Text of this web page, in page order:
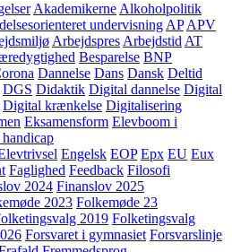
Akademikerne Alkoholpolitik
undervisning AP APV
Arbejdspres Arbejdstid AT
Besparelse BNP
Dannelse Dans Dansk Deltid
DGS Didaktik Digital dannelse Digital
Digital krænkelse Digitalisering
Eksamensform Elevboom i
Engelsk EOP Epx EU Eux
Faglighed Feedback Filosofi
2024 Finanslov 2025
2023 Folkemøde 23
2019 Folketingsvalg
Forsvaret i gymnasiet Forsvarslinje